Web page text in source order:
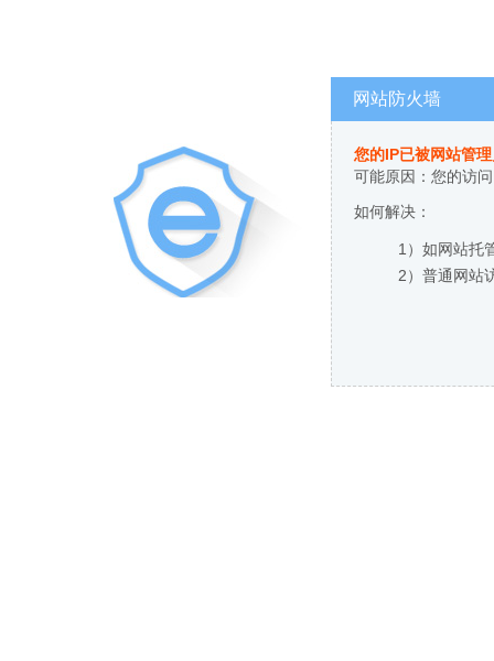
网站防火墙
您的IP已被网站管
可能原因：您的访
如何解决：
1）如网站托
2）普通网站